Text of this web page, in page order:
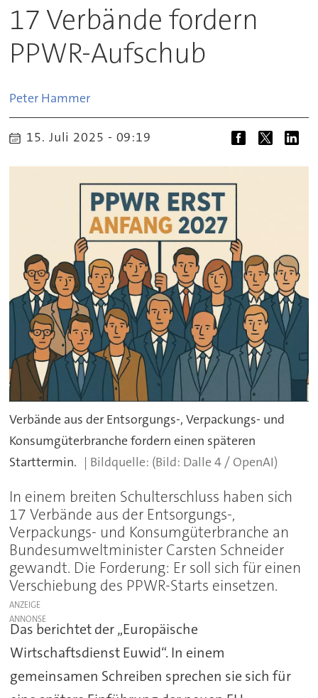
17 Verbände fordern
PPWR-Aufschub
Peter Hammer
15. Juli 2025 - 09:19
Verbände aus der Entsorgungs-, Verpackungs- und
Konsumgüterbranche fordern einen späteren
Starttermin.
(Bild: Dalle 4 / OpenAI)
In einem breiten Schulterschluss haben sich
17 Verbände aus der Entsorgungs-,
Verpackungs- und Konsumgüterbranche an
Bundesumweltminister Carsten Schneider
gewandt. Die Forderung: Er soll sich für einen
Verschiebung des PPWR-Starts einsetzen.
ANZEIGE
Das berichtet der „Europäische
Wirtschaftsdienst Euwid“. In einem
gemeinsamen Schreiben sprechen sie sich für